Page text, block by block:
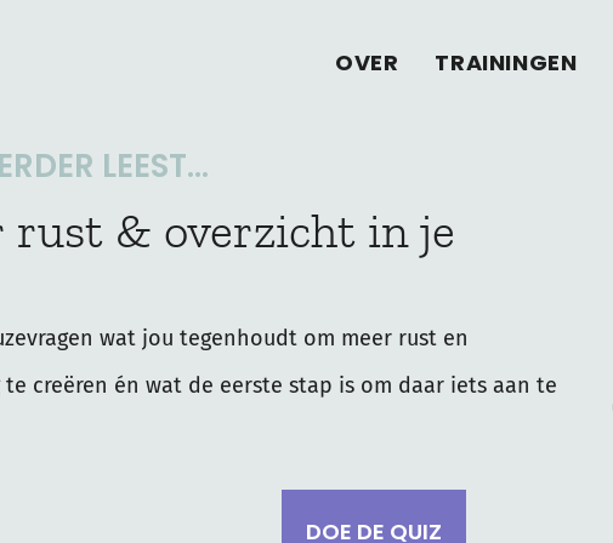
OVER TRAININGEN
LEEST...
rust & overzicht in je
wat jou tegenhoudt om meer rust en
creëren én wat de eerste stap is om daar iets aan te
DOE DE QUIZ